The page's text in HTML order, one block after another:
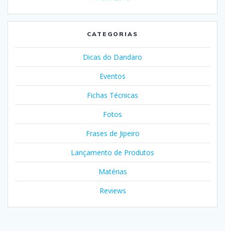
CATEGORIAS
Dicas do Dandaro
Eventos
Fichas Técnicas
Fotos
Frases de Jipeiro
Lançamento de Produtos
Matérias
Reviews